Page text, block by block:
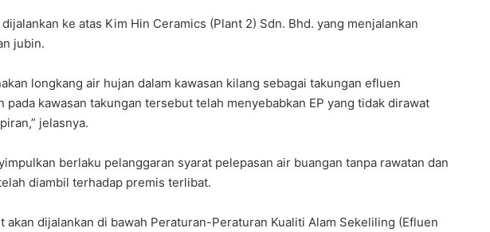
ke atas Kim Hin Ceramics (Plant 2) Sdn. Bhd. yang menjalankan
jubin.
longkang air hujan dalam kawasan kilang sebagai takungan efluen
pada kawasan takungan tersebut telah menyebabkan EP yang tidak dirawat
jelasnya.
berlaku pelanggaran syarat pelepasan air buangan tanpa rawatan dan
diambil terhadap premis terlibat.
akan dijalankan di bawah Peraturan-Peraturan Kualiti Alam Sekeliling (Efluen